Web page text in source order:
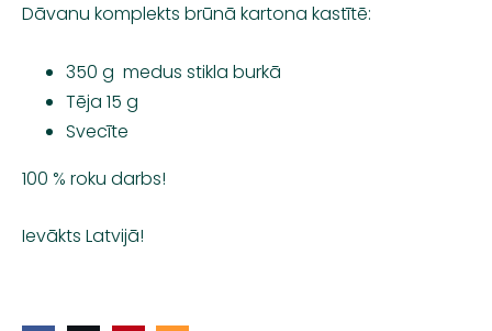
Dāvanu komplekts brūnā kartona kastītē:
350 g medus stikla burkā
Tēja 15 g
Svecīte
100 % roku darbs!
Ievākts Latvijā!